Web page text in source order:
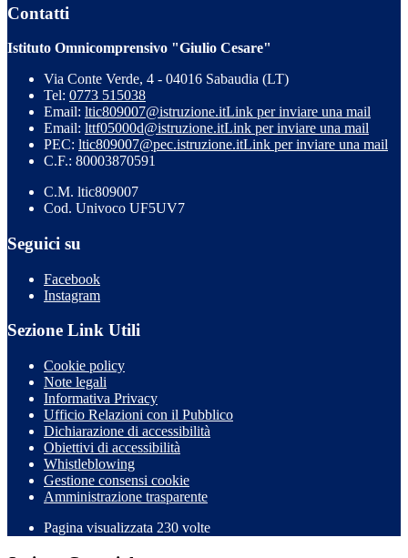
Contatti
Istituto Omnicomprensivo "Giulio Cesare"
Via Conte Verde, 4 - 04016 Sabaudia (LT)
Tel: 0773 515038
Email: ltic809007@istruzione.itLink per inviare una mail
Email: lttf05000d@istruzione.itLink per inviare una mail
PEC: ltic809007@pec.istruzione.itLink per inviare una mail
C.F.: 80003870591
C.M. ltic809007
Cod. Univoco UF5UV7
Seguici su
Facebook
Instagram
Sezione Link Utili
Cookie policy
Note legali
Informativa Privacy
Ufficio Relazioni con il Pubblico
Dichiarazione di accessibilità
Obiettivi di accessibilità
Whistleblowing
Gestione consensi cookie
Amministrazione trasparente
Pagina visualizzata 230 volte